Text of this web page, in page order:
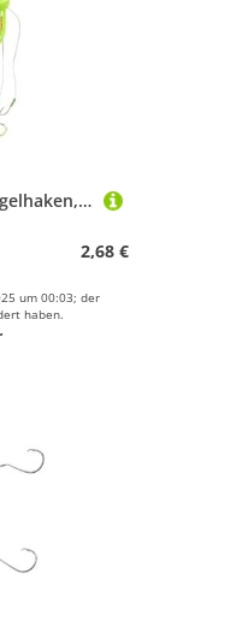
yybng Köderkäfig Angelhaken, Karpfen Köderfalle mit 7 Haken, Effizientes Köderhalterset Für Erwachsene Anfänger Fortgeschrittene
2,68 €
um 00:03; der
haben.